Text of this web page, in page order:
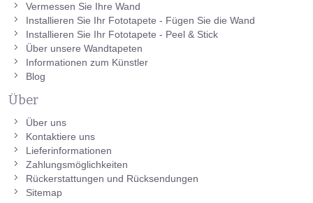
Vermessen Sie Ihre Wand
Installieren Sie Ihr Fototapete - Fügen Sie die Wand
Installieren Sie Ihr Fototapete - Peel & Stick
Über unsere Wandtapeten
Informationen zum Künstler
Blog
Über
Über uns
Kontaktiere uns
Lieferinformationen
Zahlungsmöglichkeiten
Rückerstattungen und Rücksendungen
Sitemap